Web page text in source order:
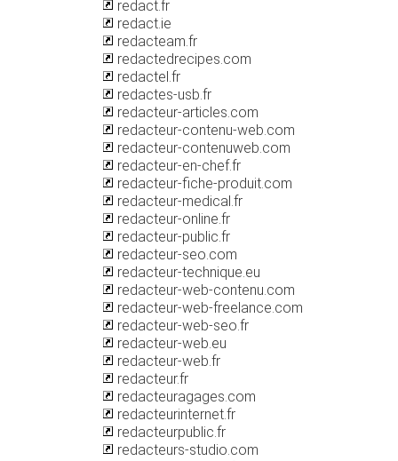
redact.fr
redact.ie
redacteam.fr
redactedrecipes.com
redactel.fr
redactes-usb.fr
redacteur-articles.com
redacteur-contenu-web.com
redacteur-contenuweb.com
redacteur-en-chef.fr
redacteur-fiche-produit.com
redacteur-medical.fr
redacteur-online.fr
redacteur-public.fr
redacteur-seo.com
redacteur-technique.eu
redacteur-web-contenu.com
redacteur-web-freelance.com
redacteur-web-seo.fr
redacteur-web.eu
redacteur-web.fr
redacteur.fr
redacteuragages.com
redacteurinternet.fr
redacteurpublic.fr
redacteurs-studio.com